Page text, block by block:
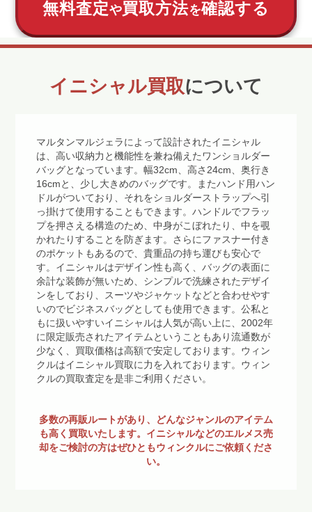
無料査定や買取方法を確認する
イニシャル買取について
マルタンマルジェラによって設計されたイニシャル
は、高い収納力と機能性を兼ね備えたワンショルダー
バッグとなっています。幅32cm、高さ24cm、奥行き
16cmと、少し大きめのバッグです。またハンド用ハン
ドルがついており、それをショルダーストラップへ引
っ掛けて使用することもできます。ハンドルでフラッ
プを押さえる構造のため、中身がこぼれたり、中を覗
かれたりすることを防ぎます。さらにファスナー付き
のポケットもあるので、貴重品の持ち運びも安心で
す。イニシャルはデザイン性も高く、バッグの表面に
余計な装飾が無いため、シンプルで洗練されたデザイ
ンをしており、スーツやジャケットなどと合わせやす
いのでビジネスバッグとしても使用できます。公私と
もに扱いやすいイニシャルは人気が高い上に、2002年
に限定販売されたアイテムということもあり流通数が
少なく、買取価格は高額で安定しております。ウィン
クルはイニシャル買取に力を入れております。ウィン
クルの買取査定を是非ご利用ください。
多数の再販ルートがあり、どんなジャンルのアイテム
も高く買取いたします。イニシャルなどのエルメス売
却をご検討の方はぜひともウィンクルにご依頼くださ
い。